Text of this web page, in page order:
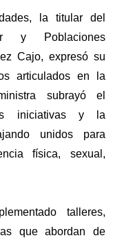
la titular del
y Poblaciones
Cajo, expresó su
articulados en la
subrayó el
iniciativas y la
unidos para
física, sexual,
talleres,
que abordan de